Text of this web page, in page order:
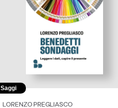
Saggi
LORENZO PREGLIASCO